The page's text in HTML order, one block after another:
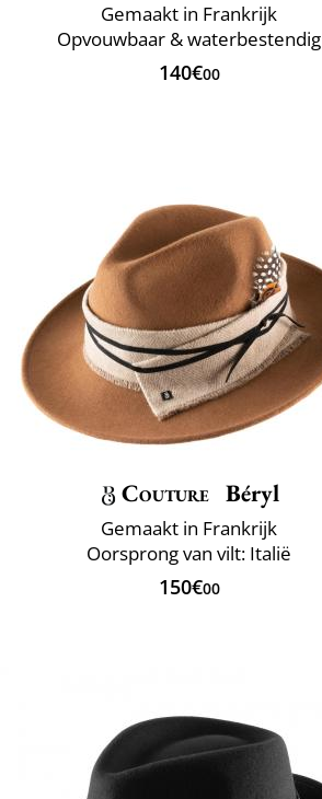
Gemaakt in Frankrijk
Opvouwbaar & waterbestendig
140€00
Couture Béryl
Gemaakt in Frankrijk
Oorsprong van vilt: Italië
150€00